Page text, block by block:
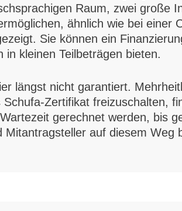
Raum, zwei große
ähnlich wie bei einer
Sie können ein
kleinen Teilbeträgen bieten.
längst nicht garantiert.
Zertifikat freizuschalten,
gerechnet werden, bis
auf diesem Weg